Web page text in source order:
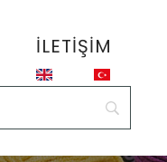
İLETIŞIM